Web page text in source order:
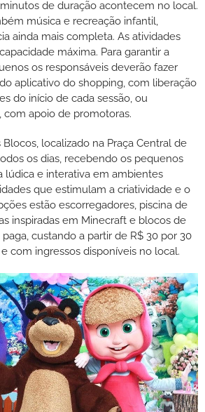
de duração acontecem no local.
música e recreação infantil,
ainda mais completa. As atividades
máxima. Para garantir a
os responsáveis deverão fazer
aplicativo do shopping, com liberação
do início de cada sessão, ou
apoio de promotoras.
localizado na Praça Central de
os dias, recebendo os pequenos
lúdica e interativa em ambientes
que estimulam a criatividade e o
estão escorregadores, piscina de
inspiradas em Minecraft e blocos de
custando a partir de R$ 30 por 30
com ingressos disponíveis no local.